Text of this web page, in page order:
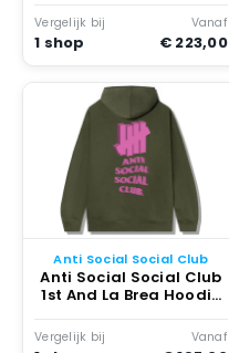
Vergelijk bij
1 shop
Vanaf
€ 223,00
Anti Social Social Club
Anti Social Social Club
1st And La Brea Hoodie
Vergelijk bij Vanaf